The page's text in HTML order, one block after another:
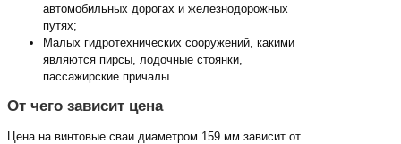
автомобильных дорогах и железнодорожных
путях;
Малых гидротехнических сооружений, какими
являются пирсы, лодочные стоянки,
пассажирские причалы.
От чего зависит цена
Цена на винтовые сваи диаметром 159 мм зависит от